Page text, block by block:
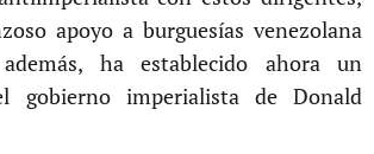
apoyo a burguesías venezolana
ha establecido ahora un
gobierno imperialista de Donald